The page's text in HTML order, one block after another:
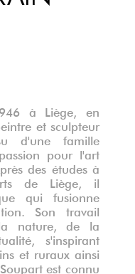
à Liège, en
et sculpteur
d'une famille
pour l'art
des études à
de Liège, il
qui fusionne
Son travail
nature, de la
s'inspirant
et ruraux ainsi
est connu